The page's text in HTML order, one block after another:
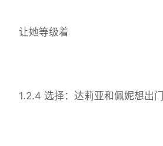
让她等级着
1.2.4 选择：达莉亚和佩妮想出门